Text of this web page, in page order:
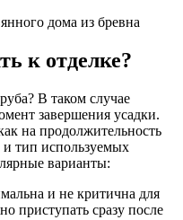
к отделке?
В таком случае
завершения усадки.
на продолжительность
и тип используемых
варианты:
и не критична для
приступать сразу после